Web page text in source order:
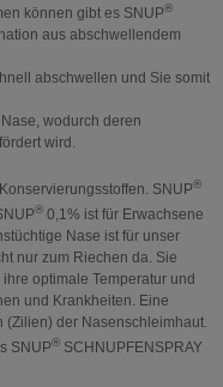
können gibt es SNUP®
aus abschwellendem
abschwellen und Sie somit
wodurch deren
wird.
SNUP®
®0,1% ist für Erwachsene
Nase ist für unser
nur zum Riechen da. Sie
optimale Temperatur und
und Krankheiten. Eine
der Nasenschleimhaut.
SNUP®SCHNUPFENSPRAY